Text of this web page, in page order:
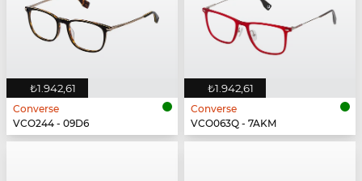
₺1.942,61
Converse
VCO244 - 09D6
₺1.942,61
Converse
VCO063Q - 7AKM